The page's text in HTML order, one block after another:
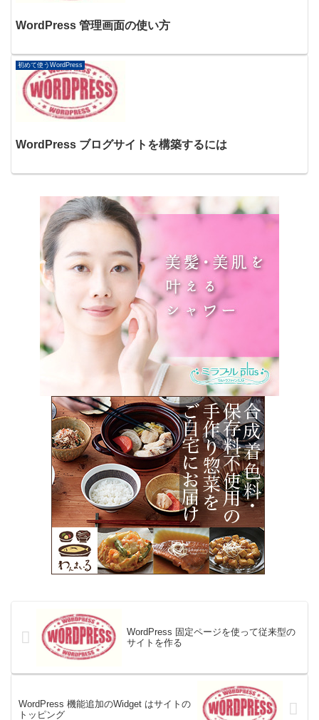
WordPress 管理画面の使い方
初めて使うWordPress
WordPress ブログサイトを構築するには
WordPress 固定ページを使って従来型の
サイトを作る
WordPress 機能追加のWidget はサイトの
トッピング